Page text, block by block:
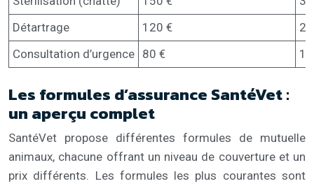
Détartrage
120 €
Consultation d’urgence 80 €
Les formules d’assurance SantéVet :
un aperçu complet
SantéVet propose différentes formules de mutuelle
animaux, chacune offrant un niveau de couverture et un
prix différents. Les formules les plus courantes sont